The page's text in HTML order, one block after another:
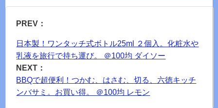
PREV：
日本製！ワンタッチ式ボトル25ml ２個入。化粧水や
乳液を旅行で持ち運び。 ＠100均 ダイソー
NEXT：
BBQで超便利！つかむ、はさむ、切る、六徳キッチ
ンバサミ。お買い得。 ＠100均 レモン